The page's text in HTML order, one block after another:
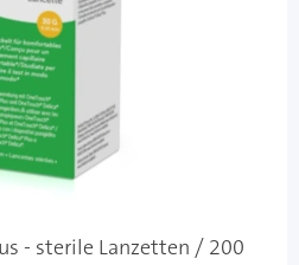
- sterile Lanzetten / 200